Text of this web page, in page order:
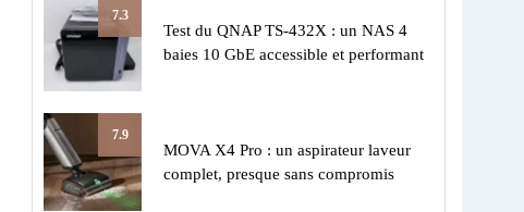
7.3
Test du QNAP TS-432X : un NAS 4
baies 10 GbE accessible et performant
7.9
MOVA X4 Pro : un aspirateur laveur
complet, presque sans compromis